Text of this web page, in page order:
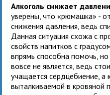
Алкоголь снижает
уверены, что «рюмашка» -
снижения давления, ведь
Данная ситуация схожа с
свойств напитков с
впрямь способна помочь,
вовсе не является, ведь
учащается сердцебиение, а
выталкиваемой в кровяной